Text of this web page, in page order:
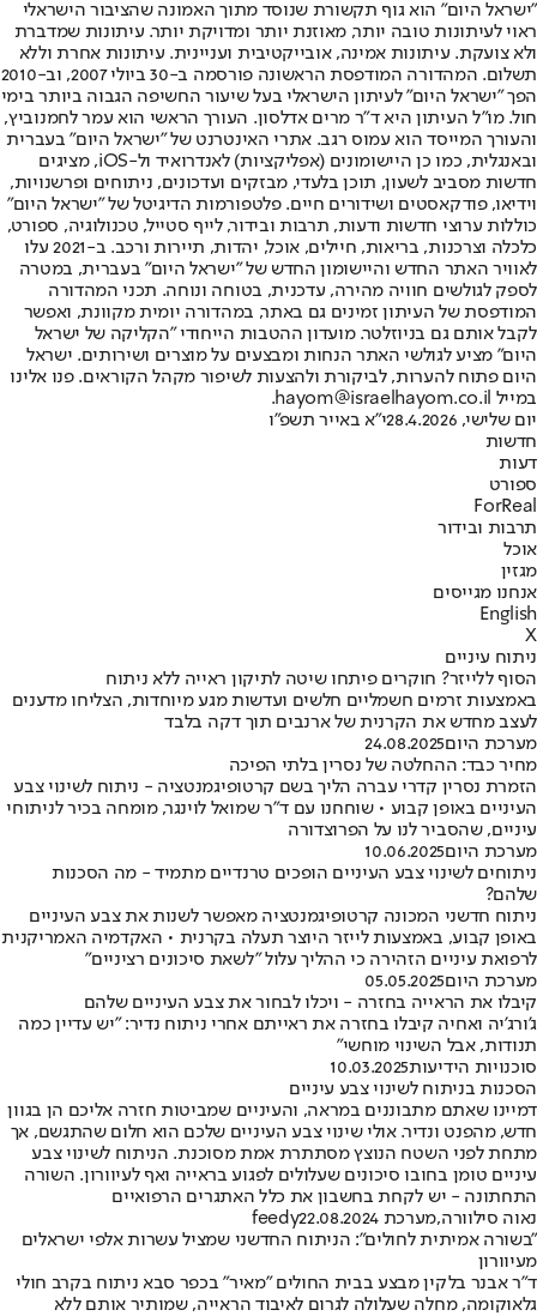
"ישראל היום" הוא גוף תקשורת שנוסד מתוך האמונה שהציבור הישראלי
ראוי לעיתונות טובה יותר, מאוזנת יותר ומדויקת יותר. עיתונות שמדברת
ולא צועקת. עיתונות אמינה, אובייקטיבית ועניינית. עיתונות אחרת וללא
תשלום. המהדורה המודפסת הראשונה פורסמה ב-30 ביולי 2007, וב-2010
הפך "ישראל היום" לעיתון הישראלי בעל שיעור החשיפה הגבוה ביותר בימי
חול. מו"ל העיתון היא ד"ר מרים אדלסון. העורך הראשי הוא עמר לחמנוביץ,
והעורך המייסד הוא עמוס רגב. אתרי האינטרנט של "ישראל היום" בעברית
ובאנגלית, כמו כן היישומונים (אפליקציות) לאנדרואיד ול-iOS, מציגים
חדשות מסביב לשעון, תוכן בלעדי, מבזקים ועדכונים, ניתוחים ופרשנויות,
וידיאו, פודקאסטים ושידורים חיים. פלטפורמות הדיגיטל של "ישראל היום"
כוללות ערוצי חדשות ודעות, תרבות ובידור, לייף סטייל, טכנולוגיה, ספורט,
כלכלה וצרכנות, בריאות, חיילים, אוכל, יהדות, תיירות ורכב. ב-2021 עלו
לאוויר האתר החדש והיישומון החדש של "ישראל היום" בעברית, במטרה
לספק לגולשים חוויה מהירה, עדכנית, בטוחה ונוחה. תכני המהדורה
המודפסת של העיתון זמינים גם באתר, במהדורה יומית מקוונת, ואפשר
לקבל אותם גם בניוזלטר. מועדון ההטבות הייחודי "הקליקה של ישראל
היום" מציע לגולשי האתר הנחות ומבצעים על מוצרים ושירותים. ישראל
היום פתוח להערות, לביקורת ולהצעות לשיפור מקהל הקוראים. פנו אלינו
במייל hayom@israelhayom.co.il.
יום שלישי, 28.4.2026
י"א באייר תשפ"ו
חדשות
דעות
ספורט
ForReal
תרבות ובידור
אוכל
מגזין
אנחנו מגייסים
English
X
ניתוח עיניים
הסוף ללייזר? חוקרים פיתחו שיטה לתיקון ראייה ללא ניתוח
באמצעות זרמים חשמליים חלשים ועדשות מגע מיוחדות, הצליחו מדענים
לעצב מחדש את הקרנית של ארנבים תוך דקה בלבד
מערכת היום24.08.2025
מחיר כבד: ההחלטה של נסרין בלתי הפיכה
הזמרת נסרין קדרי עברה הליך בשם קרטופיגמנטציה - ניתוח לשינוי צבע
העיניים באופן קבוע • שוחחנו עם ד"ר שמואל לוינגר, מומחה בכיר לניתוחי
עיניים, שהסביר לנו על הפרוצדורה
מערכת היום10.06.2025
ניתוחים לשינוי צבע העיניים הופכים טרנדיים מתמיד - מה הסכנות
שלהם?
ניתוח חדשני המכונה קרטופיגמנטציה מאפשר לשנות את צבע העיניים
באופן קבוע, באמצעות לייזר היוצר תעלה בקרנית • האקדמיה האמריקנית
לרפואת עיניים הזהירה כי ההליך עלול "לשאת סיכונים רציניים"
מערכת היום05.05.2025
קיבלו את הראייה בחזרה - ויכלו לבחור את צבע העיניים שלהם
ג'ורג'יה ואחיה קיבלו בחזרה את ראייתם אחרי ניתוח נדיר: "יש עדיין כמה
תנודות, אבל השינוי מוחשי"
סוכנויות הידיעות10.03.2025
הסכנות בניתוח לשינוי צבע עיניים
דמיינו שאתם מתבוננים במראה, והעיניים שמביטות חזרה אליכם הן בגוון
חדש, מהפנט ונדיר. אולי שינוי צבע העיניים שלכם הוא חלום שהתגשם, אך
מתחת לפני השטח הנוצץ מסתתרת אמת מסוכנת. הניתוח לשינוי צבע
עיניים טומן בחובו סיכונים שעלולים לפגוע בראייה ואף לעיוורון. השורה
התחתונה - יש לקחת בחשבון את כלל האתגרים הרפואיים
נאוה סילוורה,מערכת feedy 22.08.2024
"בשורה אמיתית לחולים": הניתוח החדשני שמציל עשרות אלפי ישראלים
מעיוורון
ד"ר אבנר בלקין מבצע בבית החולים "מאיר" בכפר סבא ניתוח בקרב חולי
גלאוקומה, מחלה שעלולה לגרום לאיבוד הראייה, שמותיר אותם ללא